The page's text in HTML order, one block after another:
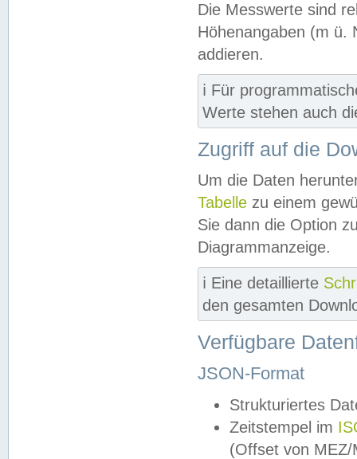
Die Messwerte sind
Höhenangaben (m ü.
addieren.
ℹ️ Für
Werte stehen auch
Zugriff auf die
Um die Daten
Tabelle zu einem
Sie dann die Option
Diagrammanzeige.
ℹ️ Eine detaillierte
den gesamten
Verfügbare
JSON-Format
Strukturiertes
Zeitstempel im
(Offset von MEZ/